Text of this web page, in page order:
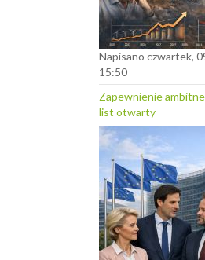
Napisano czwartek,
15:50
Zapewnienie
list otwarty